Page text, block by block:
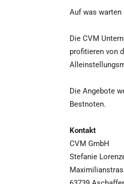
Auf was warten
Die CVM
profitieren von
Die Angebote
Bestnoten.
Kontakt
CVM GmbH
Stefanie